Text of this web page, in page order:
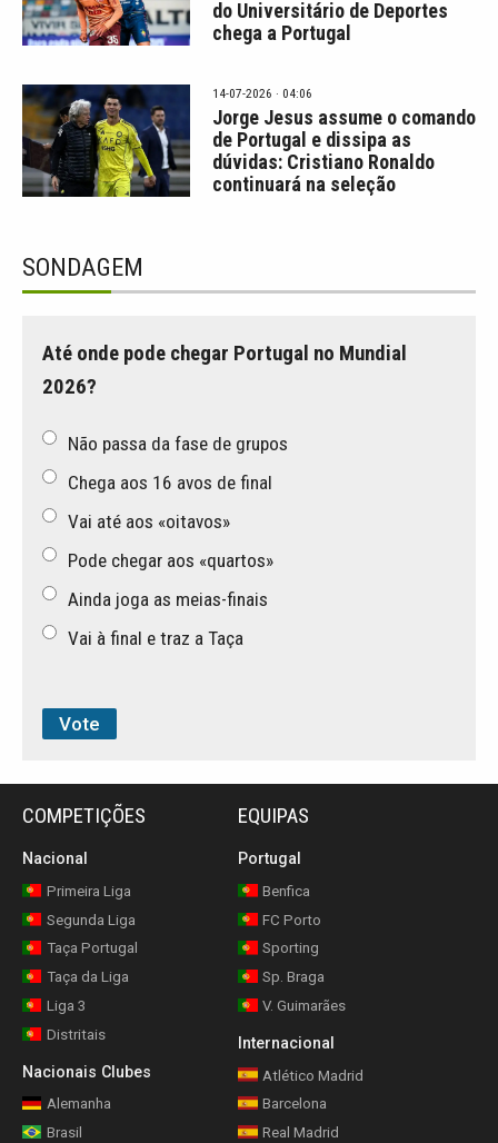
do Universitário de Deportes
chega a Portugal
14-07-2026 · 04:06
Jorge Jesus assume o comando
de Portugal e dissipa as
dúvidas: Cristiano Ronaldo
continuará na seleção
SONDAGEM
Até onde pode chegar Portugal no Mundial
2026?
Não passa da fase de grupos
Chega aos 16 avos de final
Vai até aos «oitavos»
Pode chegar aos «quartos»
Ainda joga as meias-finais
Vai à final e traz a Taça
COMPETIÇÕES
Nacional
Primeira Liga
Segunda Liga
Taça Portugal
Taça da Liga
Liga 3
Distritais
Nacionais Clubes
Alemanha
Brasil
EQUIPAS
Portugal
Benfica
FC Porto
Sporting
Sp. Braga
V. Guimarães
Internacional
Atlético Madrid
Barcelona
Real Madrid